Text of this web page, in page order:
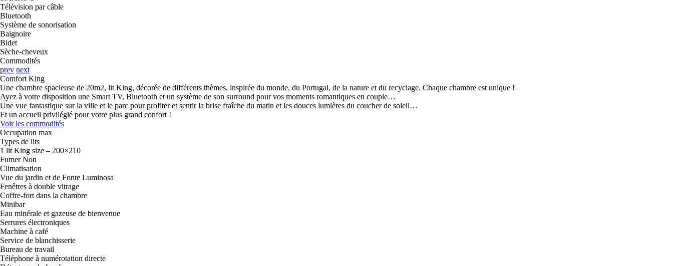
Télévision par câble
Bluetooth
Système de sonorisation
Baignoire
Bidet
Sèche-cheveux
Commodités
prev next
Comfort King
Une chambre spacieuse de 20m2, lit King, décorée de différents thèmes, inspirée du monde, du Portugal, de la nature et du recyclage. Chaque chambre est unique !
Ayez à votre disposition une Smart TV, Bluetooth et un système de son surround pour vos moments romantiques en couple…
Une vue fantastique sur la ville et le parc pour profiter et sentir la brise fraîche du matin et les douces lumières du coucher de soleil…
Et un accueil privilégié pour votre plus grand confort !
Voir les commodités
Occupation max
Types de lits
1 lit King size – 200×210
FumerNon
Climatisation
Vue du jardin et de Fonte Luminosa
Fenêtres à double vitrage
Coffre-fort dans la chambre
Minibar
Eau minérale et gazeuse de bienvenue
Serrures électroniques
Machine à café
Service de blanchisserie
Bureau de travail
Téléphone à numérotation directe